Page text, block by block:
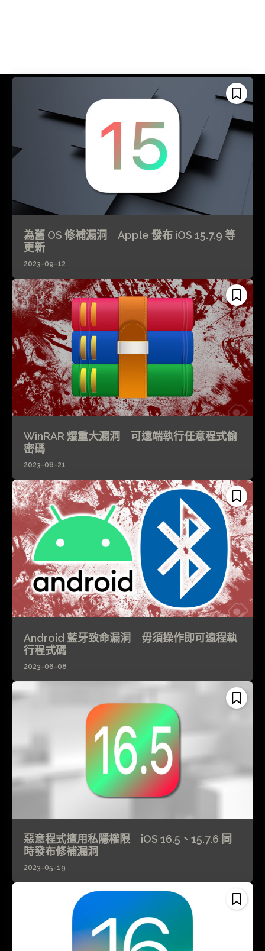
為舊 OS 修補漏洞 Apple 發布 iOS 15.7.9 等
更新
2023-09-12
WinRAR 爆重大漏洞 可遠端執行任意程式偷
密碼
2023-08-21
Android 藍牙致命漏洞 毋須操作即可遠程執
行程式碼
2023-06-08
惡意程式擅用私隱權限 iOS 16.5、15.7.6 同
時發布修補漏洞
2023-05-19